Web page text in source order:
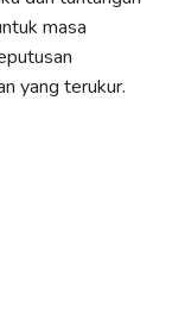
masa
yang terukur.